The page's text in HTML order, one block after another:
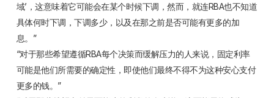
域’，这意味着它可能会在某个时候下调，然而，就连RBA也不知道
具体何时下调，下调多少，以及在那之前是否可能有更多的加
息。”
“对于那些希望遵循RBA每个决策而缓解压力的人来说，固定利率
可能是他们所需要的确定性，即使他们最终不得不为这种安心支付
更多的钱。”